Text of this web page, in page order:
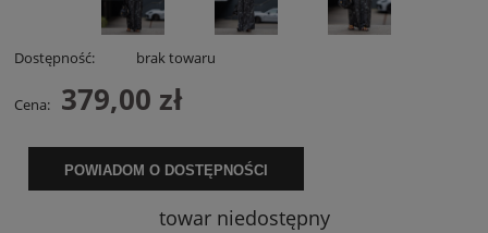
Dostępność: brak towaru
Cena: 379,00 zł
POWIADOM O DOSTĘPNOŚCI
towar niedostępny